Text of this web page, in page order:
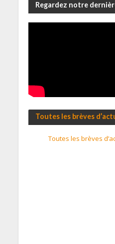
Regardez notre
Toutes les brèves
Toutes les brèves